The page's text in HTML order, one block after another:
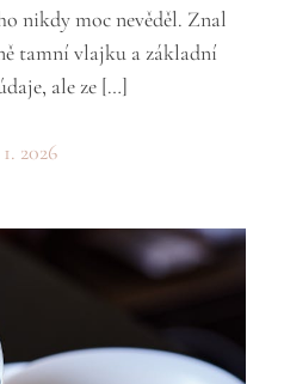
nikdy moc nevěděl. Znal
tamní vlajku a základní
ale ze […]
2026